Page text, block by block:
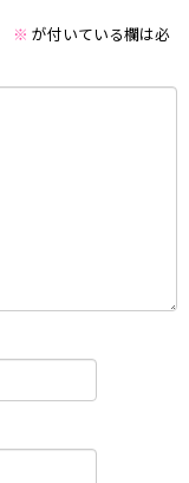
※ が付いている欄は必